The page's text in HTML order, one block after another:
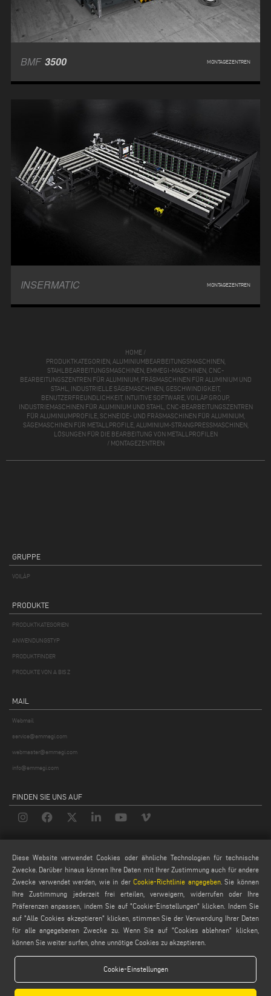
BMF 3500 MONTAGEZENTREN
INSERMATIC MONTAGEZENTREN
HOME /
PRODUKTKATEGORIEN, ALUMINIUMBEARBEITUNGSMASCHINEN,
STAHLBEARBEITUNGSMASCHINEN, EMMEGI-MASCHINEN, CNC-
BEARBEITUNGSZENTREN FÜR ALUMINIUM, FRÄSMASCHINEN FÜR ALUMINIUM UND
STAHL, INDUSTRIELLE SÄGEMASCHINEN, GESCHWINDIGKEIT,
BENUTZERFREUNDLICHKEIT, INTUITIVE SOFTWARE, VOILÀP GROUP,
INDUSTRIEMASCHINEN FÜR ALUMINIUM UND STAHL, CNC-BEARBEITUNGSZENTREN
FÜR ALUMINIUMPROFILE, SCHNEIDE- UND FRÄSMASCHINEN FÜR ALUMINIUM,
SÄGEMASCHINEN FÜR METALLPROFILE, ALUMINIUM-STRANGPRESSMASCHINEN,
LÖSUNGEN FÜR DIE BEARBEITUNG VON METALLPROFILEN
/ MONTAGEZENTREN
GRUPPE
VOILÀP
PRODUKTE
PRODUKTKATEGORIEN
ANWENDUNGSTYP
PRODUKTFINDER
PRODUKTE VON A BIS Z
MAIL
Webmail
service@emmegi.com
webmaster@emmegi.com
info@emmegi.com
FINDEN SIE UNS AUF
PRIVACY POLICY
LEGAL NOTES
GENERAL TERMS AND CONDITIONS OF SALE
ALLGEMEINE VERTRIEBSBEDINGUNGEN
COOKIES EINSTELLUNGEN
Diese Website verwendet Cookies oder ähnliche Technologien für technische
Zwecke. Darüber hinaus können Ihre Daten mit Ihrer Zustimmung auch für andere
Zwecke verwendet werden, wie in derCookie-Richtlinie angegeben. Sie können
Ihre Zustimmung jederzeit frei erteilen, verweigern, widerrufen oder Ihre
Präferenzen anpassen, indem Sie auf "Cookie-Einstellungen" klicken. Indem Sie
auf "Alle Cookies akzeptieren" klicken, stimmen Sie der Verwendung Ihrer Daten
für alle angegebenen Zwecke zu. Wenn Sie auf "Cookies ablehnen" klicken,
können Sie weiter surfen, ohne unnötige Cookies zu akzeptieren.
Cookie-Einstellungen